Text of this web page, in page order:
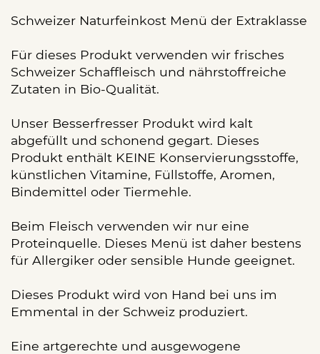
Schweizer Naturfeinkost Menü der Extraklasse
Für dieses Produkt verwenden wir frisches
Schweizer Schaffleisch und nährstoffreiche
Zutaten in Bio-Qualität.
Unser Besserfresser Produkt wird kalt
abgefüllt und schonend gegart. Dieses
Produkt enthält KEINE Konservierungsstoffe,
künstlichen Vitamine, Füllstoffe, Aromen,
Bindemittel oder Tiermehle.
Beim Fleisch verwenden wir nur eine
Proteinquelle. Dieses Menü ist daher bestens
für Allergiker oder sensible Hunde geeignet.
Dieses Produkt wird von Hand bei uns im
Emmental in der Schweiz produziert.
Eine artgerechte und ausgewogene